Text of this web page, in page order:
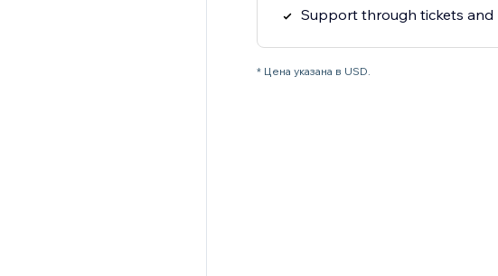
Support through tickets and
* Цена указана в USD.